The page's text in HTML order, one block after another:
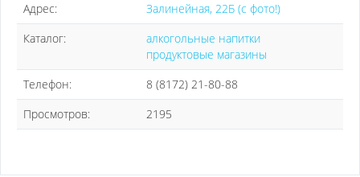
Адрес:
Залинейная, 22Б (с фото!)
Каталог:
алкогольные напитки
продуктовые магазины
Телефон:
8 (8172) 21-80-88
Просмотров:
2195